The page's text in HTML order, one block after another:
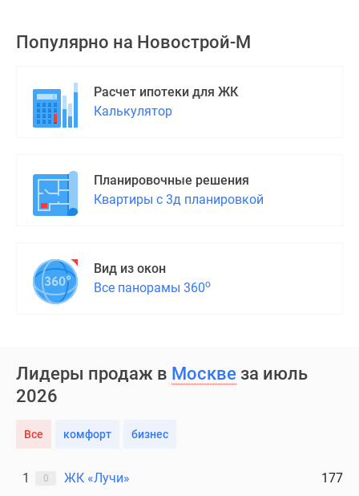
Новостройки
бизнес-
Рассрочка
Траншевая
ипотека
коттеджи
Коттеджные
Москве
Готовые
коттеджные
поселки
поселки
лесу
Популярно на Новострой-М
Расчет ипотеки для ЖК
Калькулятор
Планировочные решения
Квартиры с 3д планировкой
Вид из окон
Все панорамы 360о
Лидеры продаж в Москве за июль
2026
Все комфорт бизнес
1 0 ЖК «Лучи» 177